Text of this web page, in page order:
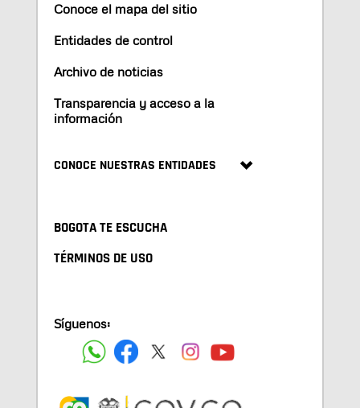
Conoce el mapa del sitio
Entidades de control
Archivo de noticias
Transparencia y acceso a la
información
CONOCE NUESTRAS ENTIDADES
BOGOTA TE ESCUCHA
TÉRMINOS DE USO
Síguenos: